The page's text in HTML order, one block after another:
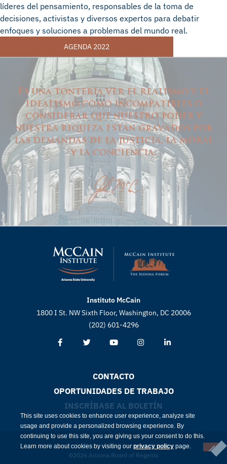
líderes del pensamiento, responsables de la toma de
decisiones, activistas y diversos expertos para debatir
enfoques y soluciones a problemas del mundo real.
AGENDA 2022
Es una tontería ver el realismo y el
idealismo como incompatibles o
considerar que nuestro poder y
nuestra riqueza están gravados por
las demandas de la justicia, la moral
y la conciencia.
Instituto McCain
1800 I St. NW Sixth Floor, Washington, DC 20006
(202) 601-4296
CONTACTO
OPORTUNIDADES DE TRABAJO
INSCRÍBASE AL BOLETÍN
©2026 Arizona Board of Regents
This site uses cookies to enhance user experience, analyze site
usage and provide a personalized browsing experience. By
continuing to use this site, you are giving us your consent to do this.
Learn more about cookies by visiting our privacy policy page.